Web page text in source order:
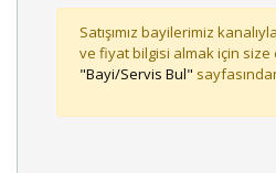
Satışımız bayilerimiz
ve fiyat bilgisi almak için size
"Bayi/Servis Bul"